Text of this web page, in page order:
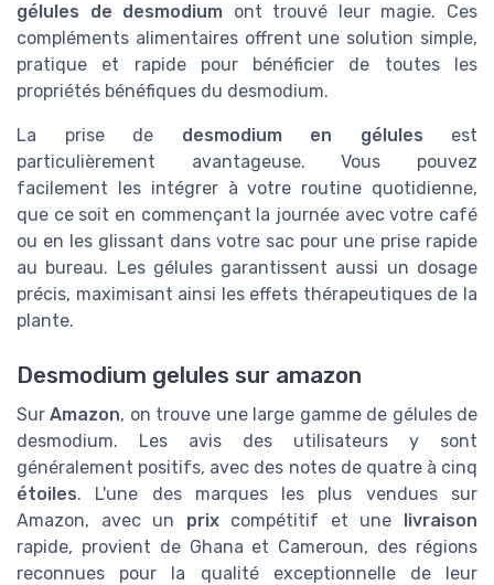
gélules de desmodium ont trouvé leur magie. Ces
compléments alimentaires offrent une solution simple,
pratique et rapide pour bénéficier de toutes les
propriétés bénéfiques du desmodium.
La prise de desmodium en gélules est
particulièrement avantageuse. Vous pouvez
facilement les intégrer à votre routine quotidienne,
que ce soit en commençant la journée avec votre café
ou en les glissant dans votre sac pour une prise rapide
au bureau. Les gélules garantissent aussi un dosage
précis, maximisant ainsi les effets thérapeutiques de la
plante.
Desmodium gelules sur amazon
SurAmazon, on trouve une large gamme de gélules de
desmodium. Les avis des utilisateurs y sont
généralement positifs, avec des notes de quatre à cinq
étoiles. L'une des marques les plus vendues sur
Amazon, avec un prixcompétitif et une livraison
rapide, provient de Ghana et Cameroun, des régions
reconnues pour la qualité exceptionnelle de leur